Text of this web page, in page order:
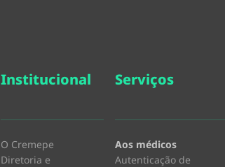
Institucional
O Cremepe
Diretoria e
Serviços
Aos médicos
Autenticação de